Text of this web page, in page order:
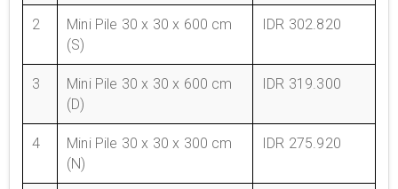
2
Mini Pile 30 x 30 x 600 cm
(S)
IDR 302.820
3
Mini Pile 30 x 30 x 600 cm
(D)
IDR 319.300
4
Mini Pile 30 x 30 x 300 cm
(N)
IDR 275.920